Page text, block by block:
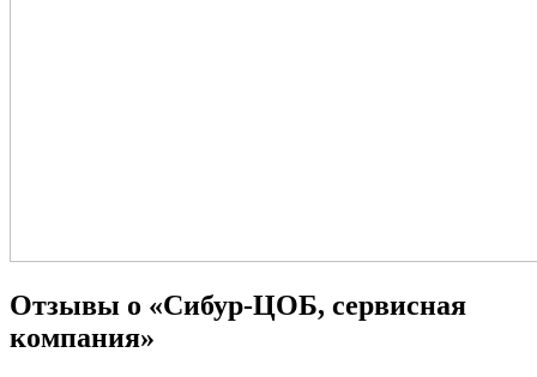
Отзывы о «Сибур-ЦОБ, сервисная
компания»